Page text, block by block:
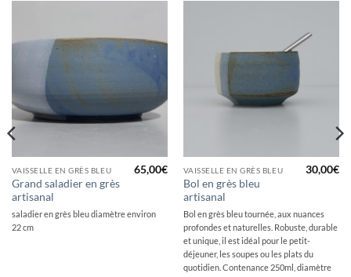
VAISSELLE EN GRÈS BLEU
Grand saladier en grès
artisanal
65,00€
saladier en grès bleu diamètre environ
22 cm
VAISSELLE EN GRÈS BLEU
Bol en grès bleu
artisanal
30,00€
Bol en grès bleu tournée, aux nuances
profondes et naturelles. Robuste, durable
et unique, il est idéal pour le petit-
déjeuner, les soupes ou les plats du
quotidien. Contenance 250ml, diamètre